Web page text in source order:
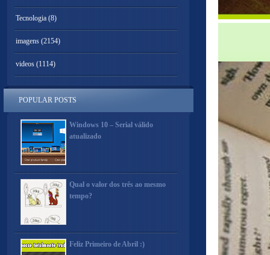
Tecnologia (8)
imagens (2154)
videos (1114)
POPULAR POSTS
Windows 10 – Serial válido
atualizado
Qual o valor dos três ao mesmo
tempo?
Feliz Primeiro de Abril :)